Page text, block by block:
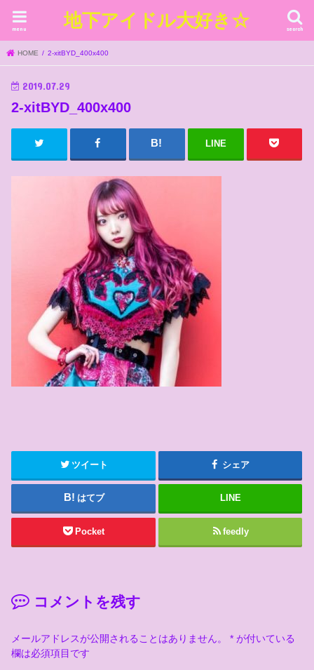
地下アイドル大好き☆ search
menu
HOME 2-xitBYD_400x400
2019.07.29
2-xitBYD_400x400
LINE
ツイート シェア
はてブ LINE
Pocket feedly
コメントを残す
メールアドレスが公開されることはありません。 * が付いている
欄は必須項目です